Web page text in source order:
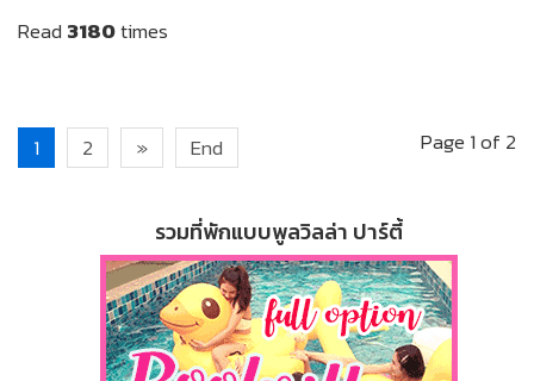
Read 3180times
1 2 » End Page 1 of 2
รวมที่พักแบบพูลวิลล่า ปาร์ตี้